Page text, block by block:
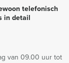
telefonisch
in detail
van 09.00 uur tot